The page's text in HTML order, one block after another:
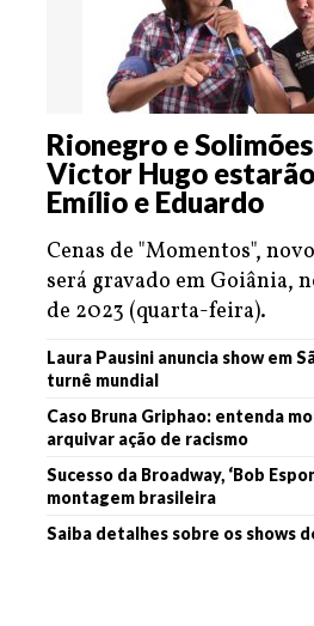
Rionegro e
Victor Hugo
Emílio e Eduardo
Cenas de "Momentos",
será gravado em Goiânia,
de 2023 (quarta-feira).
Laura Pausini anuncia show em
turnê mundial
Caso Bruna Griphao: entenda
arquivar ação de racismo
Sucesso da Broadway, ‘Bob
montagem brasileira
Saiba detalhes sobre os shows